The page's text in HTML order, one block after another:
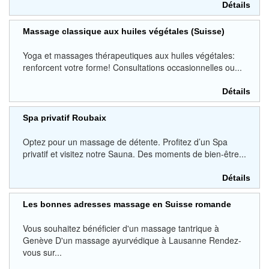
Détails
Massage classique aux huiles végétales (Suisse)
Yoga et massages thérapeutiques aux huiles végétales:
renforcent votre forme! Consultations occasionnelles ou...
Détails
Spa privatif Roubaix
Optez pour un massage de détente. Profitez d’un Spa
privatif et visitez notre Sauna. Des moments de bien-être...
Détails
Les bonnes adresses massage en Suisse romande
Vous souhaitez bénéficier d'un massage tantrique à
Genève D'un massage ayurvédique à Lausanne Rendez-
vous sur...